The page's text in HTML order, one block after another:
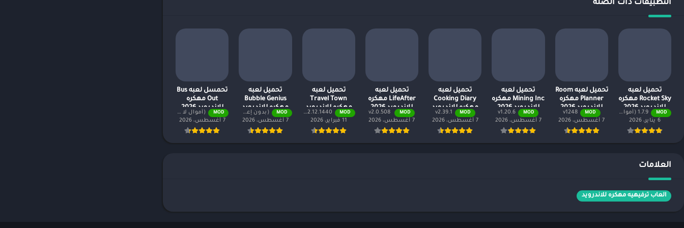
التطبيقات ذات الصلة
تحميل لعبه
Rocket Sky مهكره
للاندرويد 2026
MOD
1.7.9 (أموال لا نهائية + جميع المستويات)
6 يناير، 2026
تحميل لعبه Room
Planner مهكره
للاندرويد 2026
MOD
v1248
7 أغسطس، 2026
تحميل لعبه
Mining Inc مهكره
للاندرويد 2026
MOD
v1.20.6
7 أغسطس، 2026
تحميل لعبه
Cooking Diary
مهكره للاندرويد
2026MOD
v2.39.1
7 أغسطس، 2026
تحميل لعبه
LifeAfter مهكره
للاندرويد 2026
MOD
7 أغسطس، 2026
تحميل لعبه
Travel Town
مهكره للاندرويد
2026
MOD
2.12.1440 (أموال لا نهائية + جميع المستويات)
11 فبراير، 2026
تحميل لعبه
Bubble Genius
مهكره للاندرويد
2026
MOD
(بدون إعلانات) v1.56.1
7 أغسطس، 2026
تحمسل لعبه Bus
Out مهكره
للاندرويد 2026
MOD
(أموال لا نهائية) v1.151
7 أغسطس، 2026
العلامات
العاب ترفيهيه مهكره للاندرويد